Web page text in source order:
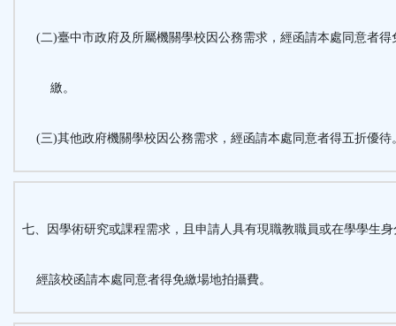
(二)臺中市政府及所屬機關學校因公務需求，經函請本處同意者得
繳。
(三)其他政府機關學校因公務需求，經函請本處同意者得五折優待
七、因學術研究或課程需求，且申請人具有現職教職員或在學學生身
經該校函請本處同意者得免繳場地拍攝費。